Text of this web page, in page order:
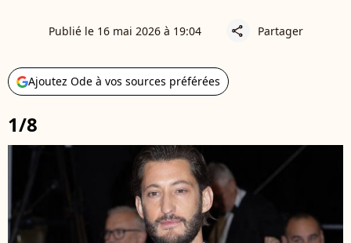
Publié le 16 mai 2026 à 19:04 share Partager
Ajoutez Ode à vos sources préférées
1/8